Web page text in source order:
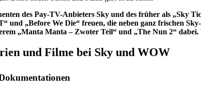
des Pay-TV-Anbieters Sky und des früher als „Sky
und „Before We Die“ freuen, die neben ganz frischen
„Manta Manta – Zwoter Teil“ und „The Nun 2“
und Filme bei Sky und WOW